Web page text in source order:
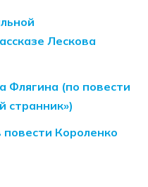
Лескова
Флягина (по повести
странник»)
Короленко